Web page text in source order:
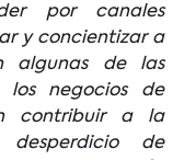
por canales
y concientizar a
algunas de las
los negocios de
contribuir a la
de